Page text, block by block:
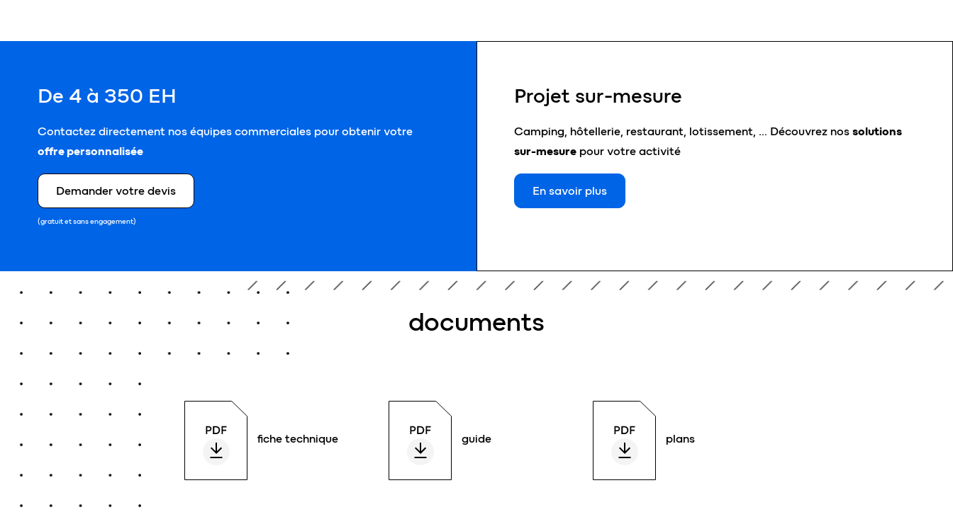
De 4 à 350 EH
Contactez directement nos équipes commerciales pour obtenir votre
offre personnalisée
Demander votre devis
(gratuit et sans engagement)
Projet sur-mesure
Camping, hôtellerie, restaurant, lotissement, … Découvrez nos solutions
sur-mesure pour votre activité
En savoir plus
documents
fiche technique guide plans